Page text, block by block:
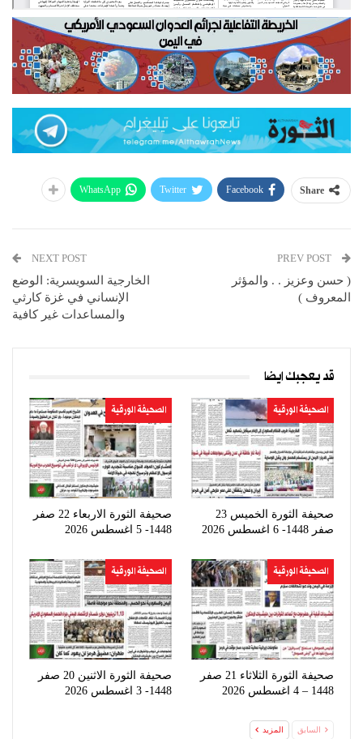
Share
Facebook
Twitter
WhatsApp
( حسن وعزيز . . والمؤثر
المعروف )
NEXT POST
الخارجية السويسرية: الوضع
الإنساني في غزة كارثي
والمساعدات غير كافية
قد يعجبك ايضا
الصحيفة الورقية
صحيفة الثورة الخميس 23
صفر 1448- 6 اغسطس 2026
الصحيفة الورقية
صحيفة الثورة الاربعاء 22 صفر
1448- 5 اغسطس 2026
الصحيفة الورقية
صحيفة الثورة الثلاثاء 21 صفر
1448 – 4 اغسطس 2026
الصحيفة الورقية
صحيفة الثورة الاثنين 20 صفر
1448- 3 اغسطس 2026
السابق المزيد